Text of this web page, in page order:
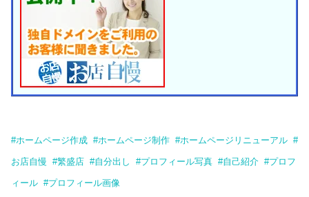
#ホームページ作成 #ホームページ制作 #ホームページリニューアル #
お店自慢 #繁盛店 #自分出し #プロフィール写真 #自己紹介 #プロフ
ィール #プロフィール画像